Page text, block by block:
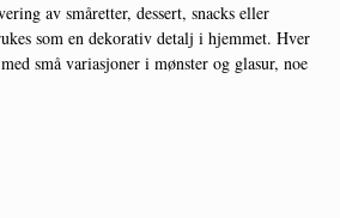
av småretter, dessert, snacks eller
som en dekorativ detalj i hjemmet. Hver
små variasjoner i mønster og glasur, noe